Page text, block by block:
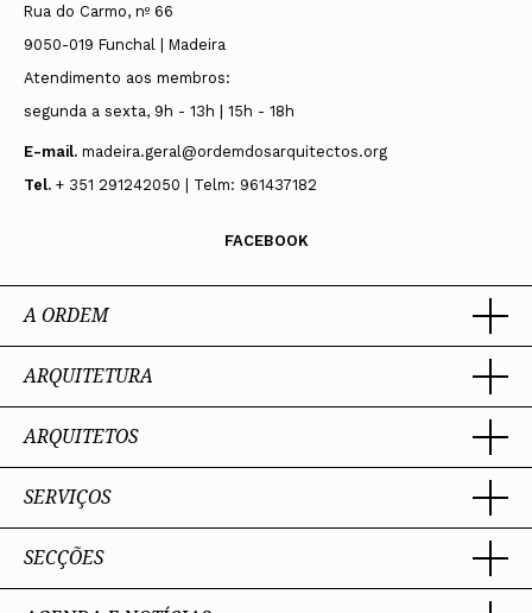
Rua do Carmo, nº 66
9050-019 Funchal | Madeira
Atendimento aos membros:
segunda a sexta, 9h - 13h | 15h - 18h
E-mail. madeira.geral@ordemdosarquitectos.org
Tel. + 351 291242050 | Telm: 961437182
FACEBOOK
A ORDEM
Ordem dos Arquitectos
Sobre a OA
Legado
Estatuto e Regulamentos
Comissões Técnicas
Membros Honorários
Instrumentos de gestão
ARQUITETURA
Trabalhar com Arquiteto
Porquê um Arquiteto
Boas práticas
PIAAP
Plataforma Integrada de Arquitetos da Administração Pública
ARQUITETOS
Portal dos Arquitectos
Sobre o Portal
Nacional
SERVIÇOS
Encomenda
Assessoria
SECÇÕES